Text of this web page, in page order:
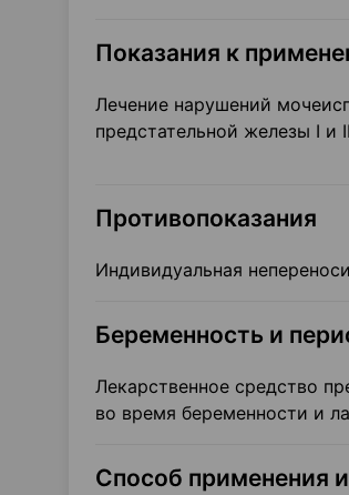
Показания к
Лечение нарушений
предстательной железы I и
Противопоказания
Индивидуальная
Беременность и
Лекарственное средство
во время беременности и
Способ применения